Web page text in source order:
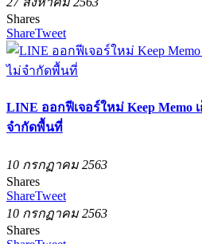
Shares
ShareTweet
LINE ออกฟีเจอร์ใหม่ Keep Memo
จำกัดพื้นที่
10 กรกฏาคม 2563
Shares
ShareTweet
10 กรกฏาคม 2563
Shares